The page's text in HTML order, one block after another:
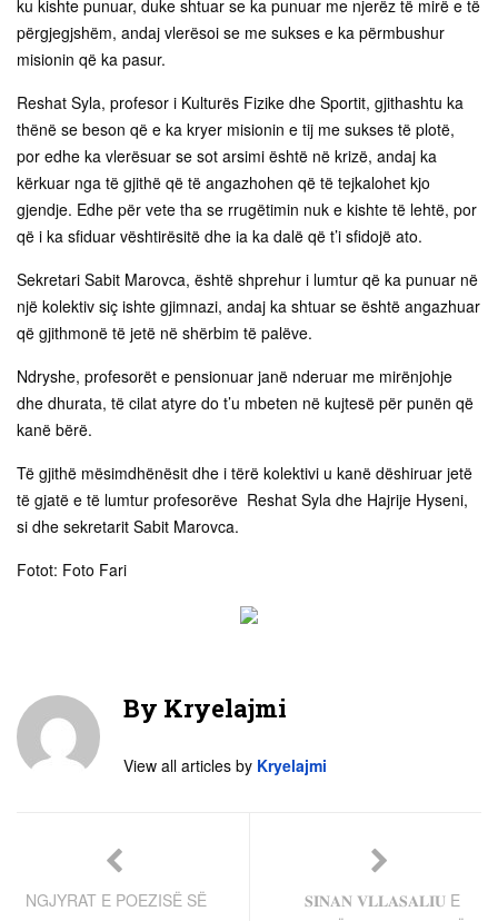
ku kishte punuar, duke shtuar se ka punuar me njerëz të mirë e të
përgjegjshëm, andaj vlerësoi se me sukses e ka përmbushur
misionin që ka pasur.
Reshat Syla, profesor i Kulturës Fizike dhe Sportit, gjithashtu ka
thënë se beson që e ka kryer misionin e tij me sukses të plotë,
por edhe ka vlerësuar se sot arsimi është në krizë, andaj ka
kërkuar nga të gjithë që të angazhohen që të tejkalohet kjo
gjendje. Edhe për vete tha se rrugëtimin nuk e kishte të lehtë, por
që i ka sfiduar vështirësitë dhe ia ka dalë që t’i sfidojë ato.
Sekretari Sabit Marovca, është shprehur i lumtur që ka punuar në
një kolektiv siç ishte gjimnazi, andaj ka shtuar se është angazhuar
që gjithmonë të jetë në shërbim të palëve.
Ndryshe, profesorët e pensionuar janë nderuar me mirënjohje
dhe dhurata, të cilat atyre do t’u mbeten në kujtesë për punën që
kanë bërë.
Të gjithë mësimdhënësit dhe i tërë kolektivi u kanë dëshiruar jetë
të gjatë e të lumtur profesorëve Reshat Syla dhe Hajrije Hyseni,
si dhe sekretarit Sabit Marovca.
Fotot: Foto Fari
By Kryelajmi
View all articles by Kryelajmi
NGJYRAT E POEZISË SË
𝐒𝐈𝐍𝐀𝐍 𝐕𝐋𝐋𝐀𝐒𝐀𝐋𝐈𝐔 E